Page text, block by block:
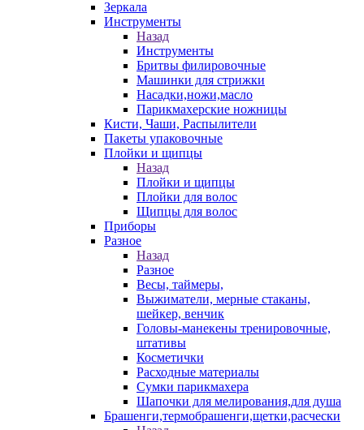
Зеркала
Инструменты
Назад
Инструменты
Бритвы филировочные
Машинки для стрижки
Насадки,ножи,масло
Парикмахерские ножницы
Кисти, Чаши, Распылители
Пакеты упаковочные
Плойки и щипцы
Назад
Плойки и щипцы
Плойки для волос
Щипцы для волос
Приборы
Разное
Назад
Разное
Весы, таймеры,
Выжиматели, мерные стаканы,
шейкер, венчик
Головы-манекены тренировочные,
штативы
Косметички
Расходные материалы
Сумки парикмахера
Шапочки для мелирования,для душа
Брашенги,термобрашенги,щетки,расчески